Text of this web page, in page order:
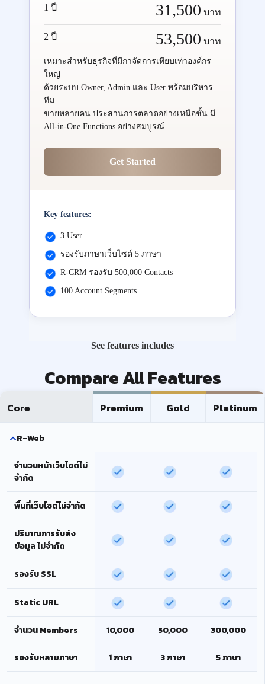
1 ปี 31,500 บาท
2 ปี 53,500 บาท
เหมาะสำหรับธุรกิจที่มีกาจัดการเทียบเท่าองค์กร
ใหญ่
ด้วยระบบ Owner, Admin และ User พร้อมบริหาร
ทีม
ขายหลายคน ประสานการตลาดอย่างเหนือชั้น มี
All-in-One Functions อย่างสมบูรณ์
Get Started
Key features:
3 User
รองรับภาษาเว็บไซต์ 5 ภาษา
R-CRM รองรับ 500,000 Contacts
100 Account Segments
See features includes
Compare All Features
Core Premium Gold Platinum
R-Web
จำนวนหน้าเว็บไซต์ไม่
จำกัด
พื้นที่เว็บไซต์ไม่จำกัด
ปริมาณการรับส่ง
ข้อมูล ไม่จำกัด
รองรับ SSL
Static URL
จำนวน Members 10,000 50,000 300,000
รองรับหลายภาษา 1 ภาษา 3 ภาษา 5 ภาษา